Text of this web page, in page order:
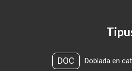
DOC Doblada en